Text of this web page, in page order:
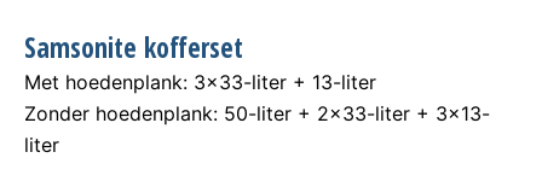
Samsonite kofferset
Met hoedenplank: 3×33-liter + 13-liter
Zonder hoedenplank: 50-liter + 2×33-liter + 3×13-
liter